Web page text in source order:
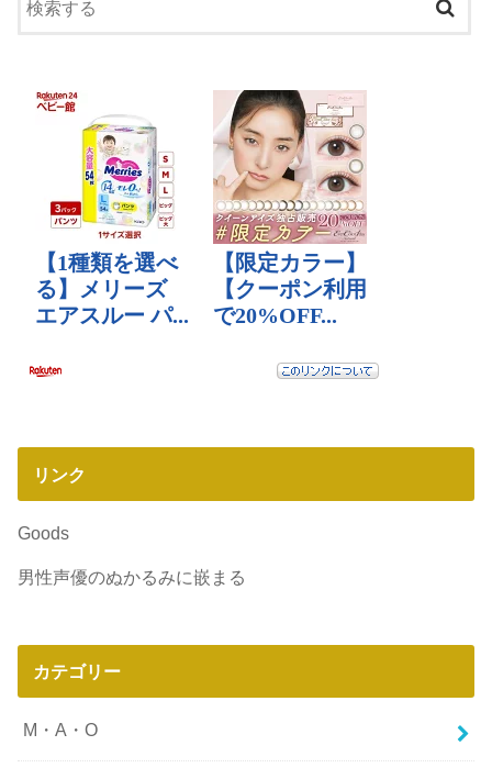
リンク
Goods
男性声優のぬかるみに嵌まる
カテゴリー
M・A・O